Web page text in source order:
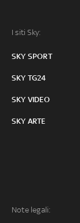
I siti Sky:
SKY SPORT
SKY TG24
SKY VIDEO
SKY ARTE
Note legali: